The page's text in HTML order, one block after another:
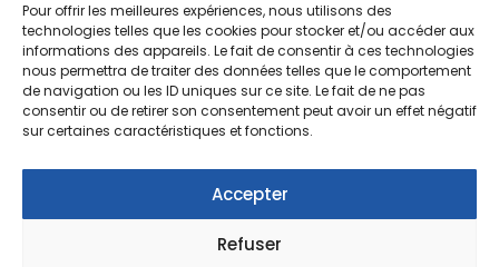
Pour offrir les meilleures expériences, nous utilisons des
technologies telles que les cookies pour stocker et/ou accéder aux
informations des appareils. Le fait de consentir à ces technologies
nous permettra de traiter des données telles que le comportement
de navigation ou les ID uniques sur ce site. Le fait de ne pas
consentir ou de retirer son consentement peut avoir un effet négatif
sur certaines caractéristiques et fonctions.
Accepter
Refuser
Nouvelles collections, vie de l’équipe ou
inspirations : soyez informés de nos dernières
actualités.
© Copyright Fonction Meuble